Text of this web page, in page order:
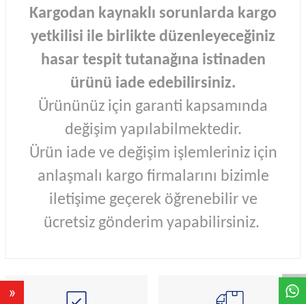
Kargodan kaynaklı sorunlarda kargo
yetkilisi ile birlikte düzenleyeceğiniz
hasar tespit tutanağına istinaden
ürünü iade edebilirsiniz.
Ürününüz için garanti kapsamında
değişim yapılabilmektedir.
Ürün iade ve değişim işlemleriniz için
anlaşmalı kargo firmalarını bizimle
iletişime geçerek öğrenebilir ve
ücretsiz gönderim yapabilirsiniz.